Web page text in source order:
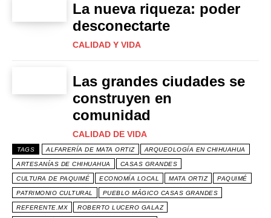
La nueva riqueza: poder
desconectarte
CALIDAD Y VIDA
Las grandes ciudades se
construyen en
comunidad
CALIDAD DE VIDA
TAGS ALFARERÍA DE MATA ORTIZ ARQUEOLOGÍA EN CHIHUAHUA
ARTESANÍAS DE CHIHUAHUA CASAS GRANDES
CULTURA DE PAQUIMÉ ECONOMÍA LOCAL MATA ORTIZ PAQUIMÉ
PATRIMONIO CULTURAL PUEBLO MÁGICO CASAS GRANDES
REFERENTE.MX ROBERTO LUCERO GALAZ